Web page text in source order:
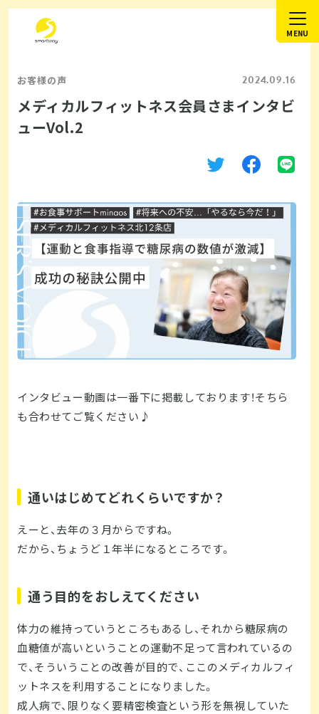
お客様の声 2024.09.16
メディカルフィットネス会員さまインタビ
ューVol.2
インタビュー動画は一番下に掲載しております！そちら
も合わせてご覧ください♪
通いはじめてどれくらいですか？
えーと、去年の３月からですね。
だから、ちょうど１年半になるところです。
通う目的をおしえてください
体力の維持っていうところもあるし、それから糖尿病の
血糖値が高いということの運動不足って言われているの
で、そういうことの改善が目的で、ここのメディカルフィ
ットネスを利用することになりました。
成人病で、限りなく要精密検査という形を無視していた